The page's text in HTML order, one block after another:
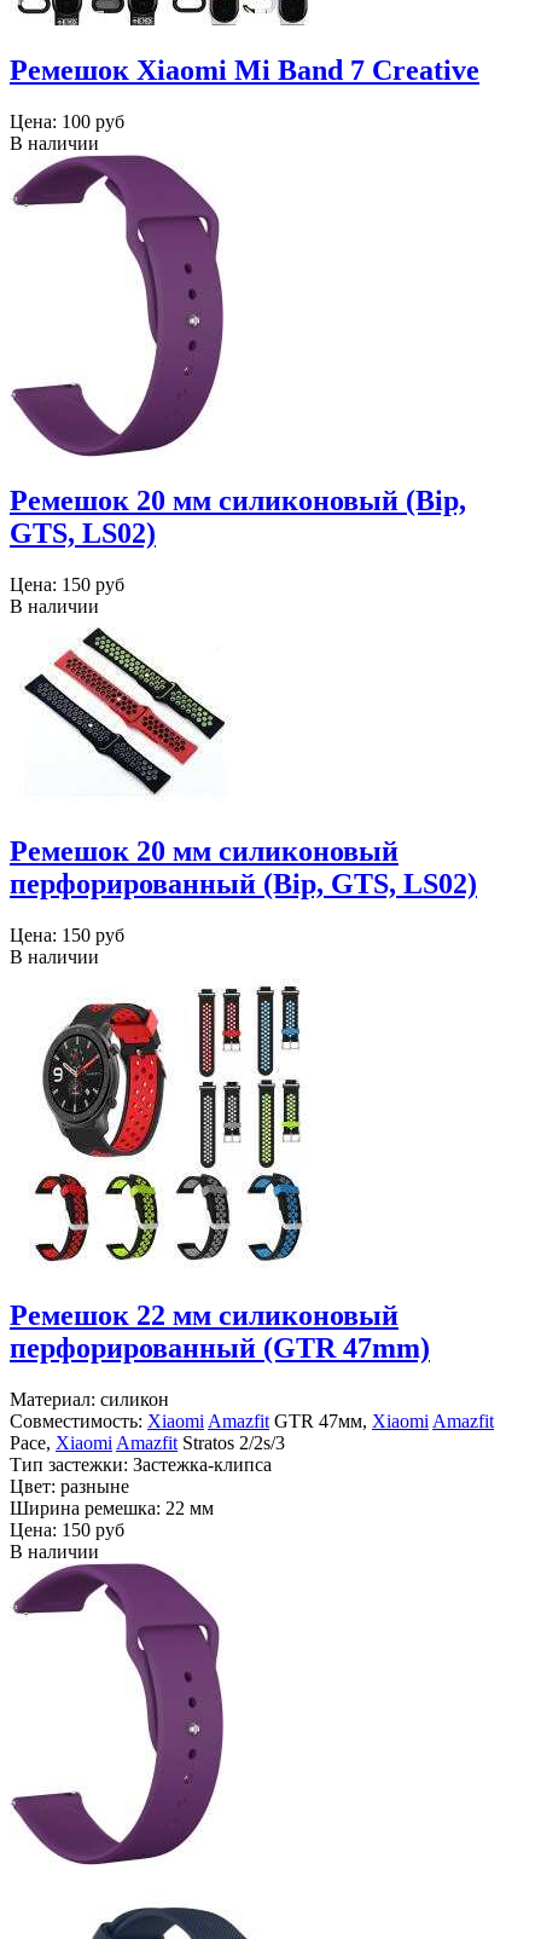
Ремешок Xiaomi Mi Band 7 Creative
Цена: 100 руб
В наличии
Ремешок 20 мм силиконовый (Bip,
GTS, LS02)
Цена: 150 руб
В наличии
Ремешок 20 мм силиконовый
перфорированный (Bip, GTS, LS02)
Цена: 150 руб
В наличии
Ремешок 22 мм силиконовый
перфорированный (GTR 47mm)
Материал: силикон
Совместимость: Xiaomi Amazfit GTR 47мм, Xiaomi Amazfit
Pace, Xiaomi Amazfit Stratos 2/2s/3
Тип застежки: Застежка-клипса
Цвет: разныне
Ширина ремешка: 22 мм
Цена: 150 руб
В наличии